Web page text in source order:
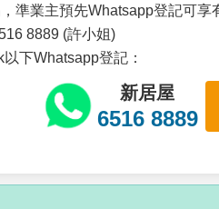
準業主預先Whatsapp登記可享
8889 (許小姐)
下Whatsapp登記：
新居屋
6516 8889